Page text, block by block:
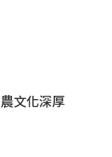
文化深厚